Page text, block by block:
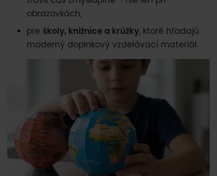
obrazovkách,
pre školy, knižnice a krúžky, ktoré hľadajú
moderný doplnkový vzdelávací materiál.